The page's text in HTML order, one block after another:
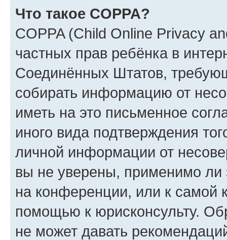
Что такое COPPA?
COPPA (Child Online Privacy
частных прав ребёнка в
Соединённых Штатов,
собирать информацию от
иметь на это письменное
иного вида подтверждения
личной информации от
вы не уверены, применимо ли
на конференции, или к самой
помощью к юрисконсульту.
не может давать